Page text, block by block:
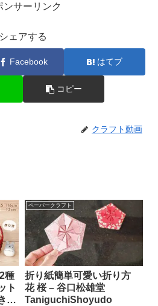
ンサーリンク
シェアする
Facebook はてブ
コピー
クラフト動画
種
ト
プ
ペーパークラフト
折り紙簡単可愛い折り方
花 桜 – 谷口松雄堂
TaniguchiShoyudo